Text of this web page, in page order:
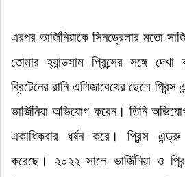
এরপর ভার্জিনিয়াকে সিনড্রেলার মতো
তোমার হ্যান্ডসাম প্রিন্সের সঙ্গে
ব্রিটেনের রানি এলিজাবেথের ছেলে
ভার্জিনিয়া অভিযোগ করেন। তিনি
একাধিকবার ধর্ষন করে ।প্রিন্স
করেছে । ২০২২ সালে ভার্জিনিয়া ও